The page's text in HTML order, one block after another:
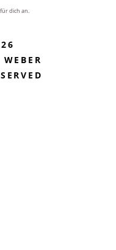
dich an.